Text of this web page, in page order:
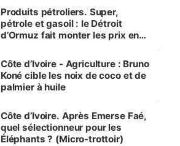
menacées
Produits pétroliers. Super,
pétrole et gasoil : le Détroit
d’Ormuz fait monter les prix en
Côte d’Ivoire - Agriculture : Bruno
Koné cible les noix de coco et de
palmier à huile
Côte d’Ivoire. Après Emerse Faé,
quel sélectionneur pour les
Éléphants ? (Micro-trottoir)